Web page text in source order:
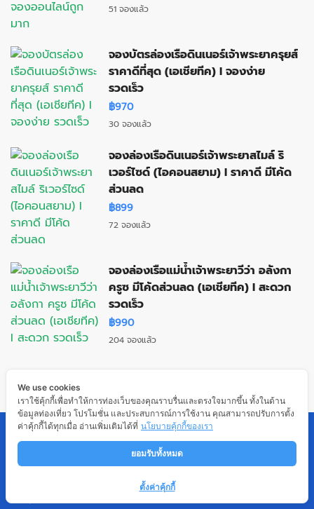
51 จองแล้ว
จองบัตรล่องเรือดินเนอร์เจ้าพระยาครุยส์
ราคาดีที่สุด (เอเชียทีค) I จองง่าย
รวดเร็ว
฿970
30 จองแล้ว
จองล่องเรือดินเนอร์เจ้าพระยาสไมล์ ริ
เวอร์ไซด์ (ไอคอนสยาม) I ราคาดี มีโค้ด
ส่วนลด
฿899
72 จองแล้ว
จองล่องเรือแม่น้ำเจ้าพระยาวีว่า อลังกา
ครูซ มีโค้ดส่วนลด (เอเชียทีค) I สะดวก
รวดเร็ว
฿990
204 จองแล้ว
เลขที่ 100 ซอยบางแวก 98 แขวงคลองขวาง เขต
We use cookies
เราใช้คุ้กกี้เพื่อทำให้การท่องเว็บของคุณราบรื่นและตรงใจมากขึ้น ทั้งในด้าน
ข้อมูลท่องเที่ยว โปรโมชั่น และประสบการณ์การใช้งาน คุณสามารถปรับการตั้ง
ค่าคุ้กกี้ได้ทุกเมื่อ อ่านเพิ่มเติมได้ที่ นโยบายคุ้กกี้ของเรา
ยอมรับทั้งหมด
ตั้งค่าคุ้กกี้